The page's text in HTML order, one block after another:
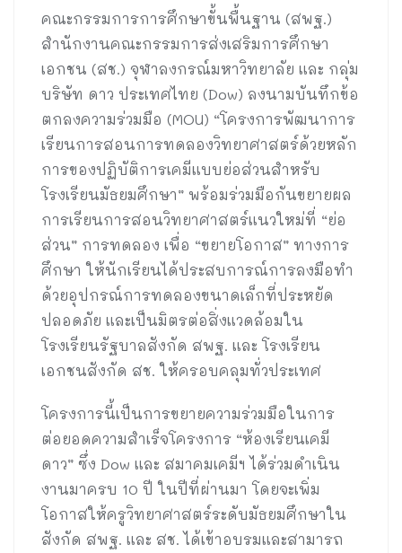
คณะกรรมการการศึกษาขั้นพื้นฐาน (สพฐ.)
สำนักงานคณะกรรมการส่งเสริมการศึกษา
เอกชน (สช.) จุฬาลงกรณ์มหาวิทยาลัย และ กลุ่ม
บริษัท ดาว ประเทศไทย (Dow) ลงนามบันทึกข้อ
ตกลงความร่วมมือ (MOU) “โครงการพัฒนาการ
เรียนการสอนการทดลองวิทยาศาสตร์ด้วยหลัก
การของปฏิบัติการเคมีแบบย่อส่วนสำหรับ
โรงเรียนมัธยมศึกษา” พร้อมร่วมมือกันขยายผล
การเรียนการสอนวิทยาศาสตร์แนวใหม่ที่ “ย่อ
ส่วน” การทดลอง เพื่อ “ขยายโอกาส” ทางการ
ศึกษา ให้นักเรียนได้ประสบการณ์การลงมือทำ
ด้วยอุปกรณ์การทดลองขนาดเล็กที่ประหยัด
ปลอดภัย และเป็นมิตรต่อสิ่งแวดล้อมใน
โรงเรียนรัฐบาลสังกัด สพฐ. และ โรงเรียน
เอกชนสังกัด สช. ให้ครอบคลุมทั่วประเทศ
โครงการนี้เป็นการขยายความร่วมมือในการ
ต่อยอดความสำเร็จโครงการ “ห้องเรียนเคมี
ดาว” ซึ่ง Dow และ สมาคมเคมีฯ ได้ร่วมดำเนิน
งานมาครบ 10 ปี ในปีที่ผ่านมา โดยจะเพิ่ม
โอกาสให้ครูวิทยาศาสตร์ระดับมัธยมศึกษาใน
สังกัด สพฐ. และ สช. ได้เข้าอบรมและสามารถ